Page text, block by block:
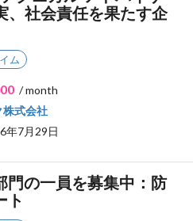
社会責任を果たす企
ム
/ month
式会社
7月29日
門の一員を募集中：防
ト